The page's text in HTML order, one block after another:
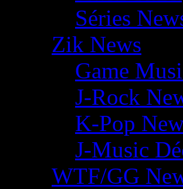
Séries
Zik News
Game
J-Rock
K-Pop
J-Music
WTF/GG